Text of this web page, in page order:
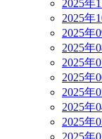
2025年
2025年
2025年
2025年
2025年
2025年
2025年
2025年
2025年
2025年